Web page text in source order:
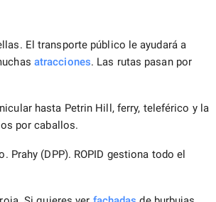
El transporte público le ayudará a
atracciones. Las rutas pasan por
hasta Petrin Hill, ferry, teleférico y la
por caballos.
Prahy (DPP). ROPID gestiona todo el